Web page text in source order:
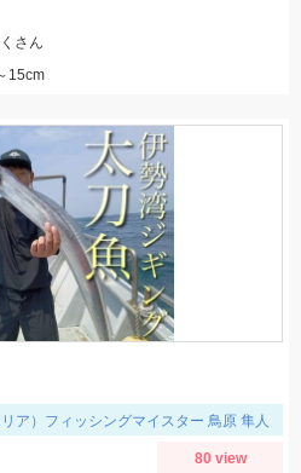
さん
15cm
ア）フィッシングマイスター 鳥原 隼人
80 view